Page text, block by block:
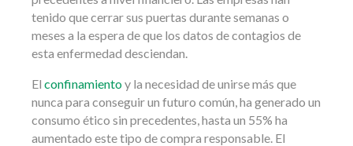
tenido que cerrar sus puertas durante semanas o
meses a la espera de que los datos de contagios de
esta enfermedad desciendan.
El confinamientoy la necesidad de unirse más que
nunca para conseguir un futuro común, ha generado un
consumo ético sin precedentes, hasta un 55% ha
aumentado este tipo de compra responsable. El